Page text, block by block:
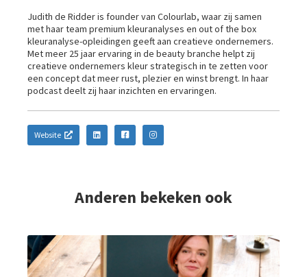
Judith de Ridder is founder van Colourlab, waar zij samen
met haar team premium kleuranalyses en out of the box
kleuranalyse-opleidingen geeft aan creatieve ondernemers.
Met meer 25 jaar ervaring in de beauty branche helpt zij
creatieve ondernemers kleur strategisch in te zetten voor
een concept dat meer rust, plezier en winst brengt. In haar
podcast deelt zij haar inzichten en ervaringen.
Website
Anderen bekeken ook